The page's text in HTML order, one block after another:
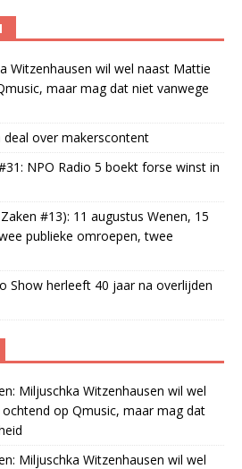
Witzenhausen wil wel naast Mattie
maar mag dat niet vanwege
deal over makerscontent
NPO Radio 5 boekt forse winst in
#13): 11 augustus Wenen, 15
publieke omroepen, twee
Show herleeft 40 jaar na overlijden
Miljuschka Witzenhausen wil wel
op Qmusic, maar mag dat
Miljuschka Witzenhausen wil wel